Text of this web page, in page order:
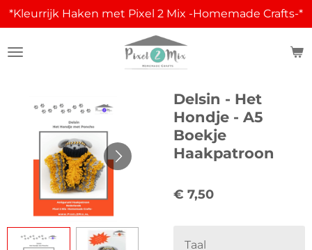
Ga
direct
naar
*Kleurrijk Haken met Pixel 2 Mix -Homemade Crafts-*
Delsin - Het
Hondje - A5
Boekje
Haakpatroon
€ 7,50
Taal